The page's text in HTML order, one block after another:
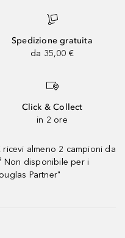
Spedizione gratuita
da 35,00 €
Click & Collect
in 2 ore
almeno 2 campioni da
Non disponibile per i
Partner"